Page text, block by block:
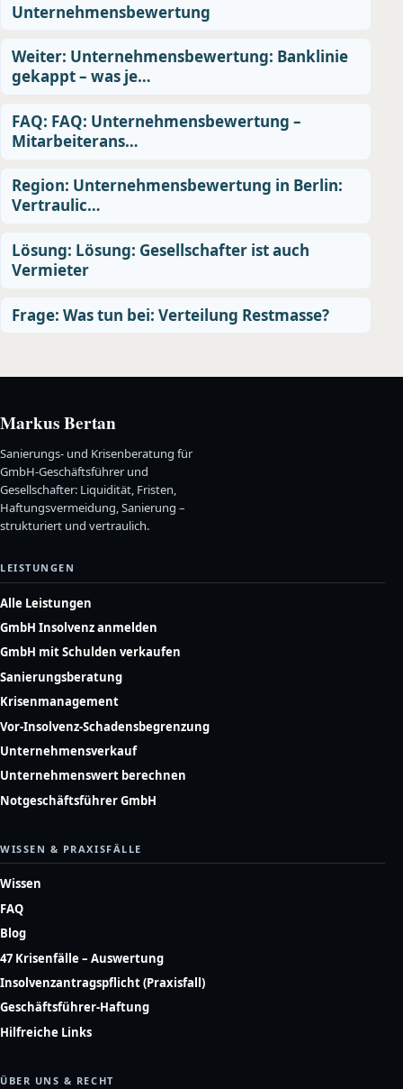
Unternehmensbewertung
Weiter: Unternehmensbewertung: Banklinie
gekappt – was je…
FAQ: FAQ: Unternehmensbewertung –
Mitarbeiterans…
Region: Unternehmensbewertung in Berlin:
Vertraulic…
Lösung: Lösung: Gesellschafter ist auch
Vermieter
Frage: Was tun bei: Verteilung Restmasse?
Markus Bertan
Sanierungs- und Krisenberatung für
GmbH-Geschäftsführer und
Gesellschafter: Liquidität, Fristen,
Haftungsvermeidung, Sanierung –
strukturiert und vertraulich.
LEISTUNGEN
Alle Leistungen
GmbH Insolvenz anmelden
GmbH mit Schulden verkaufen
Sanierungsberatung
Krisenmanagement
Vor-Insolvenz-Schadensbegrenzung
Unternehmensverkauf
Unternehmenswert berechnen
Notgeschäftsführer GmbH
WISSEN & PRAXISFÄLLE
Wissen
FAQ
Blog
47 Krisenfälle – Auswertung
Insolvenzantragspflicht (Praxisfall)
Geschäftsführer-Haftung
Hilfreiche Links
ÜBER UNS & RECHT